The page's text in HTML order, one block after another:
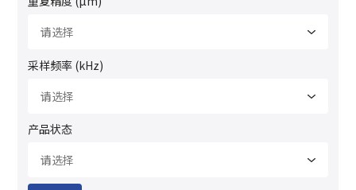
采样频率 (kHz)
产品状态
我们能如何帮助您？